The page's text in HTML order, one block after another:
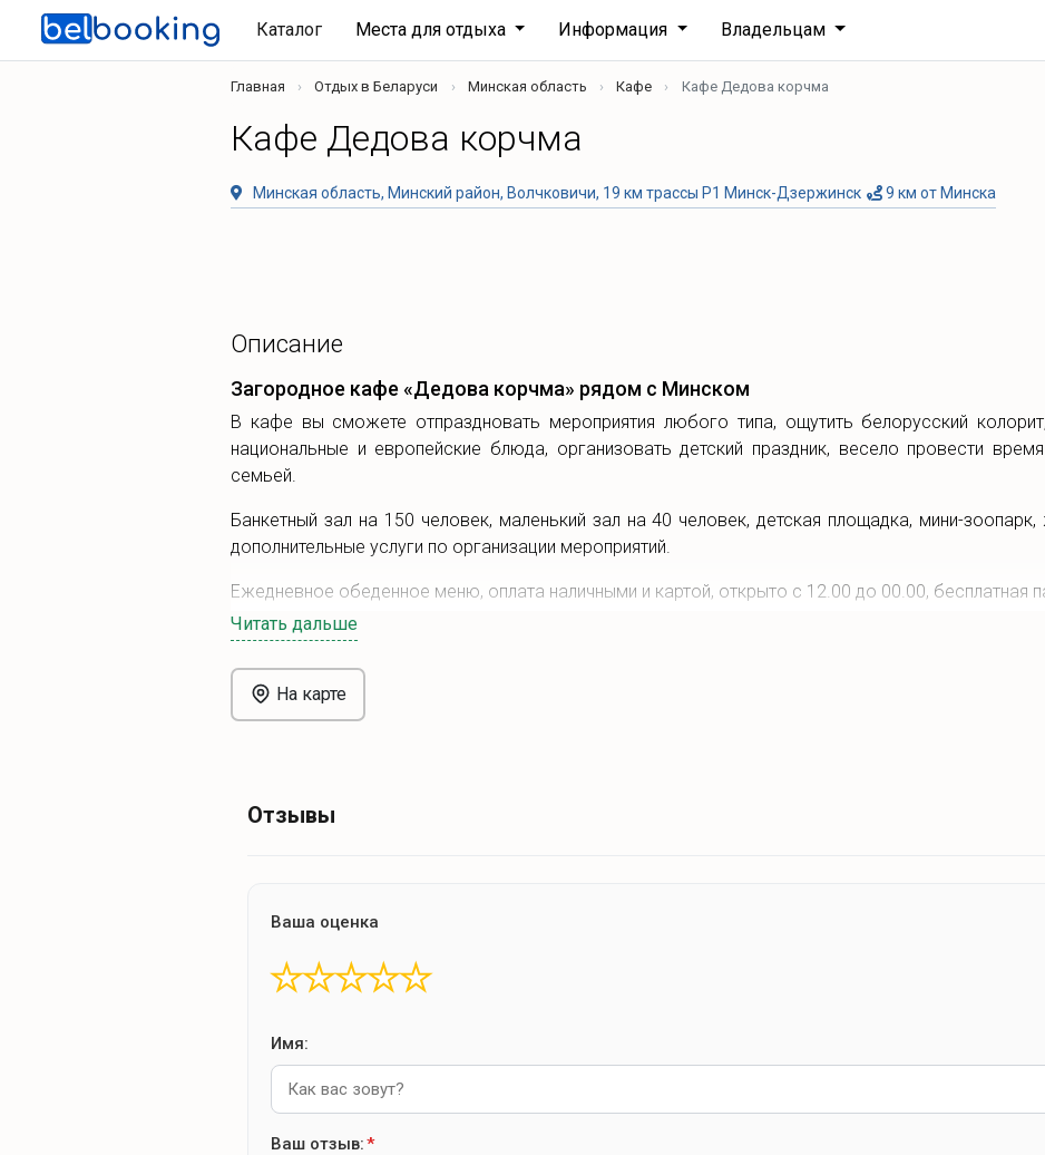
Каталог Места для отдыха Информация Владельцам
Главная Отдых в Беларуси Минская область Кафе Кафе Дедова корчма
Кафе Дедова корчма
Минская область, Минский район, Волчковичи, 19 км трассы Р1 Минск-Дзержинск 9 км от Минска
Описание
Загородное кафе «Дедова корчма» рядом с Минском
В кафе вы сможете отпраздновать мероприятия любого типа, ощутить белорусский
национальные и европейские блюда, организовать детский праздник, весело провести
семьей.
Банкетный зал на 150 человек, маленький зал на 40 человек, детская площадка, мини-
дополнительные услуги по организации мероприятий.
Ежедневное обеденное меню, оплата наличными и картой, открыто с 12.00 до 00.00, бесплатная
Читать дальше
На карте
Отзывы
Ваша оценка
★
★
★
★
★
Имя:
Ваш отзыв:*